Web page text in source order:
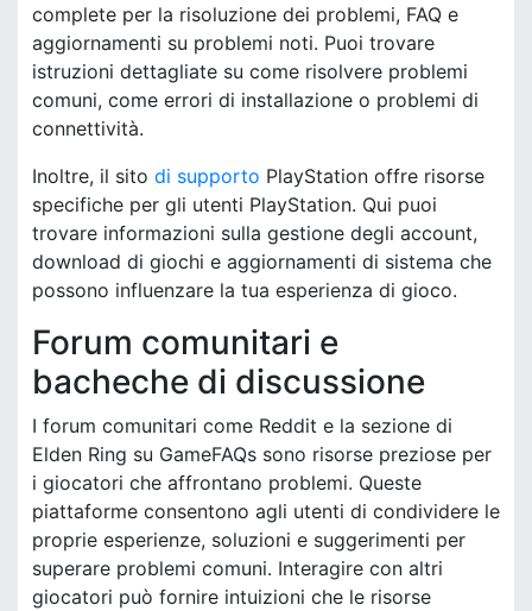
complete per la risoluzione dei problemi, FAQ e
aggiornamenti su problemi noti. Puoi trovare
istruzioni dettagliate su come risolvere problemi
comuni, come errori di installazione o problemi di
connettività.
Inoltre, il sito di supporto PlayStation offre risorse
specifiche per gli utenti PlayStation. Qui puoi
trovare informazioni sulla gestione degli account,
download di giochi e aggiornamenti di sistema che
possono influenzare la tua esperienza di gioco.
Forum comunitari e
bacheche di discussione
I forum comunitari come Reddit e la sezione di
Elden Ring su GameFAQs sono risorse preziose per
i giocatori che affrontano problemi. Queste
piattaforme consentono agli utenti di condividere le
proprie esperienze, soluzioni e suggerimenti per
superare problemi comuni. Interagire con altri
giocatori può fornire intuizioni che le risorse